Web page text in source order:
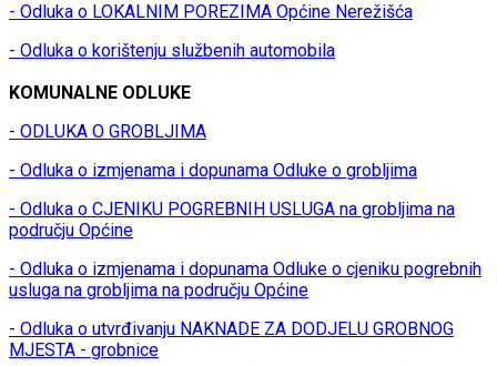
- Odluka o LOKALNIM POREZIMA Općine Nerežišća
- Odluka o korištenju službenih automobila
KOMUNALNE ODLUKE
- ODLUKA O GROBLJIMA
- Odluka o izmjenama i dopunama Odluke o grobljima
- Odluka o CJENIKU POGREBNIH USLUGA na grobljima na
području Općine
- Odluka o izmjenama i dopunama Odluke o cjeniku pogrebnih
usluga na grobljima na području Općine
- Odluka o utvrđivanju NAKNADE ZA DODJELU GROBNOG
MJESTA - grobnice